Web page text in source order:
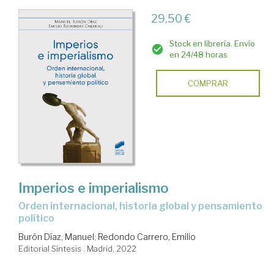
29,50 €
Stock en librería. Envío
en 24/48 horas
COMPRAR
Imperios e imperialismo
orden internacional, historia global y pensamiento
político
Burón Díaz, Manuel; Redondo Carrero, Emilio
Editorial Síntesis . Madrid, 2022